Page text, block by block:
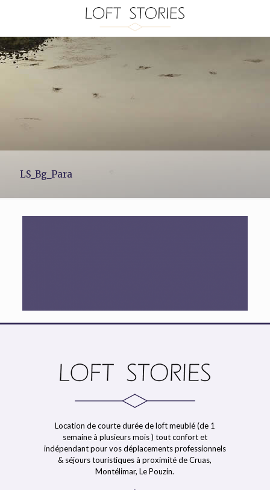
LS_Bg_Para
Location de courte durée de loft meublé (de 1
semaine à plusieurs mois ) tout confort et
indépendant pour vos déplacements professionnels
& séjours touristiques à proximité de Cruas,
Montélimar, Le Pouzin.